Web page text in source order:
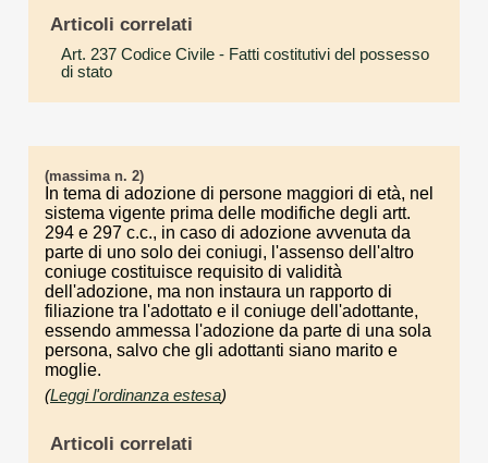
Articoli correlati
Art. 237 Codice Civile - Fatti costitutivi del possesso
di stato
(massima n. 2)
In tema di adozione di persone maggiori di età, nel
sistema vigente prima delle modifiche degli artt.
294 e 297 c.c., in caso di adozione avvenuta da
parte di uno solo dei coniugi, l'assenso dell'altro
coniuge costituisce requisito di validità
dell'adozione, ma non instaura un rapporto di
filiazione tra l'adottato e il coniuge dell'adottante,
essendo ammessa l'adozione da parte di una sola
persona, salvo che gli adottanti siano marito e
moglie.
(Leggi l'ordinanza estesa)
Articoli correlati